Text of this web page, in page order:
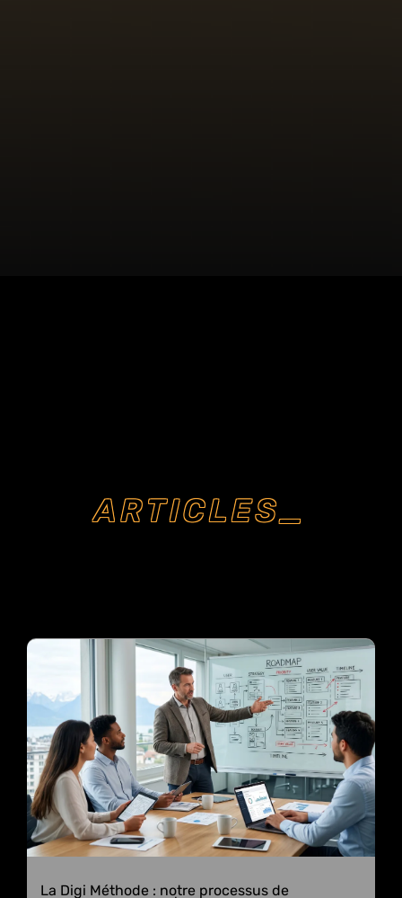
ARTICLES_
La Digi Méthode : notre processus de